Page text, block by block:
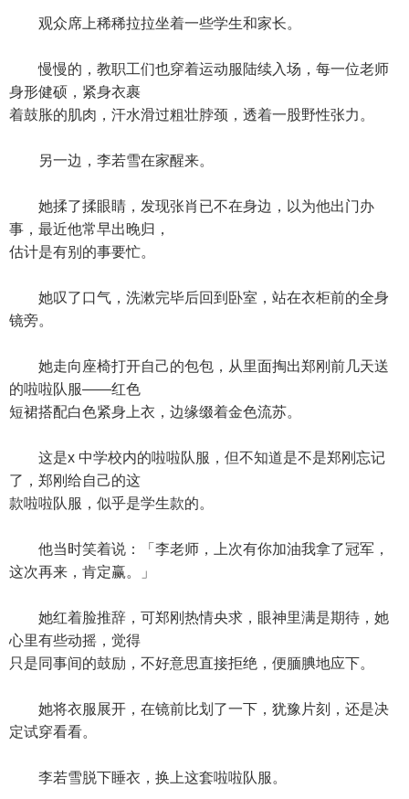
观众席上稀稀拉拉坐着一些学生和家长。
慢慢的，教职工们也穿着运动服陆续入场，每一位老师
身形健硕，紧身衣裹
着鼓胀的肌肉，汗水滑过粗壮脖颈，透着一股野性张力。
另一边，李若雪在家醒来。
她揉了揉眼睛，发现张肖已不在身边，以为他出门办
事，最近他常早出晚归，
估计是有别的事要忙。
她叹了口气，洗漱完毕后回到卧室，站在衣柜前的全身
镜旁。
她走向座椅打开自己的包包，从里面掏出郑刚前几天送
的啦啦队服——红色
短裙搭配白色紧身上衣，边缘缀着金色流苏。
这是x 中学校内的啦啦队服，但不知道是不是郑刚忘记
了，郑刚给自己的这
款啦啦队服，似乎是学生款的。
他当时笑着说：「李老师，上次有你加油我拿了冠军，
这次再来，肯定赢。」
她红着脸推辞，可郑刚热情央求，眼神里满是期待，她
心里有些动摇，觉得
只是同事间的鼓励，不好意思直接拒绝，便腼腆地应下。
她将衣服展开，在镜前比划了一下，犹豫片刻，还是决
定试穿看看。
李若雪脱下睡衣，换上这套啦啦队服。